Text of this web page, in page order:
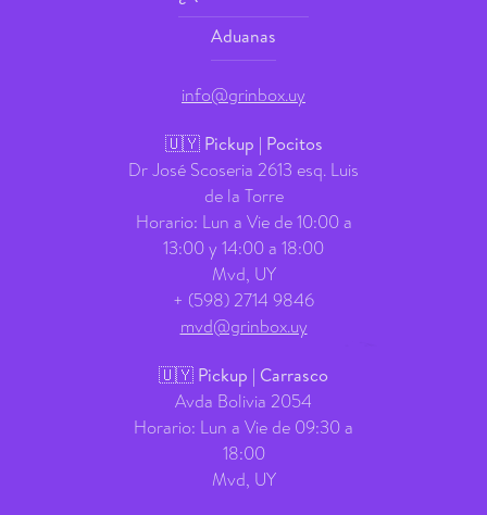
Aduanas
info@grinbox.uy
🇺🇾 Pickup | Pocitos
Dr José Scoseria 2613 esq. Luis
de la Torre
Horario: Lun a Vie de 10:00 a
13:00 y 14:00 a 18:00
Mvd, UY
+ (598) 2714 9846
mvd@grinbox.uy
🇺🇾 Pickup | Carrasco
Avda Bolivia 2054
Horario: Lun a Vie de 09:30 a
18:00
Mvd, UY